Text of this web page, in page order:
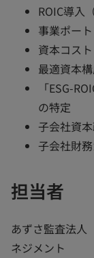
ROIC導入
事業ポー
資本コス
最適資本
「ESG-
の特定
子会社資
子会社財
担当者
あずさ監査法
ネジメント